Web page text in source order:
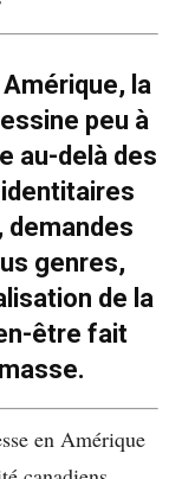
la
peu à
au-delà des
genres,
de la
être fait
en Amérique